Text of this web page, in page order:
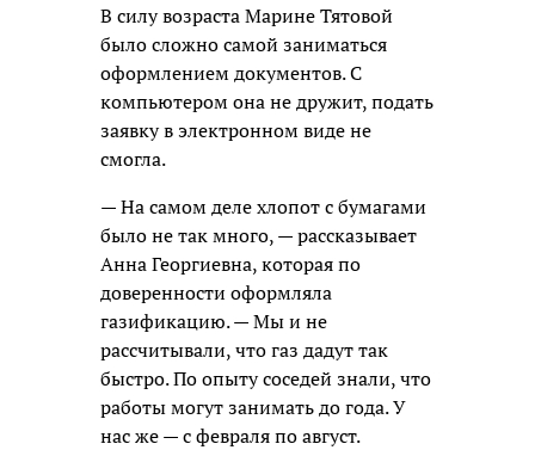
В силу возраста Марине Тятовой
было сложно самой заниматься
оформлением документов. С
компьютером она не дружит, подать
заявку в электронном виде не
смогла.
— На самом деле хлопот с бумагами
было не так много, — рассказывает
Анна Георгиевна, которая по
доверенности оформляла
газификацию. — Мы и не
рассчитывали, что газ дадут так
быстро. По опыту соседей знали, что
работы могут занимать до года. У
нас же — с февраля по август.